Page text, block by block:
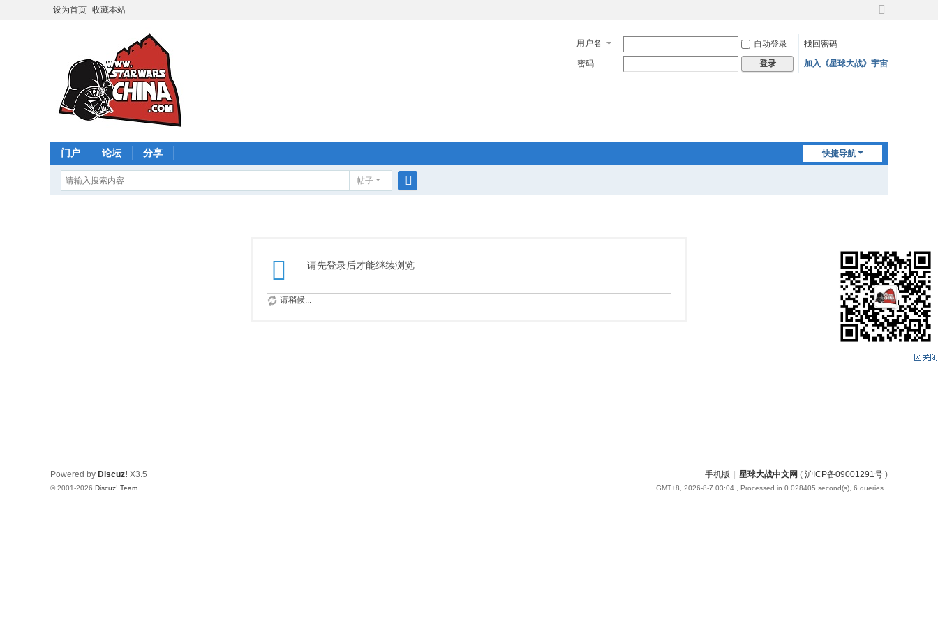
设为首页 收藏本站
切
宽
用户名 自动登录
找回密码
密码
登录 加入《星球大战》宇宙
快捷导航
门户 论坛 分享
帖子
请先登录后才能继续浏览
请稍候...
手机版 星球大战中文网 ( 沪ICP备09001291号 )
GMT+8, 2026-8-7 03:04 , Processed in 0.028405 second(s), 6 queries .
Powered by Discuz! X3.5
© 2001-2026 Discuz! Team